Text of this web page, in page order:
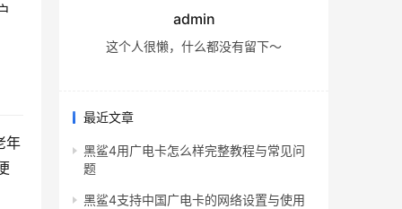
年
admin
这个人很懒，什么都没有留下～
最近文章
黑鲨4用广电卡怎么样完整教程与常见问
题
黑鲨4支持中国广电卡的网络设置与使用